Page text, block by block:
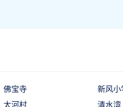
佛宝寺
新风小
太河村 清水湾